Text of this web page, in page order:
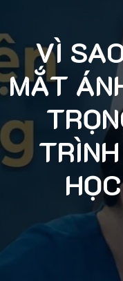
VÌ
MẮT